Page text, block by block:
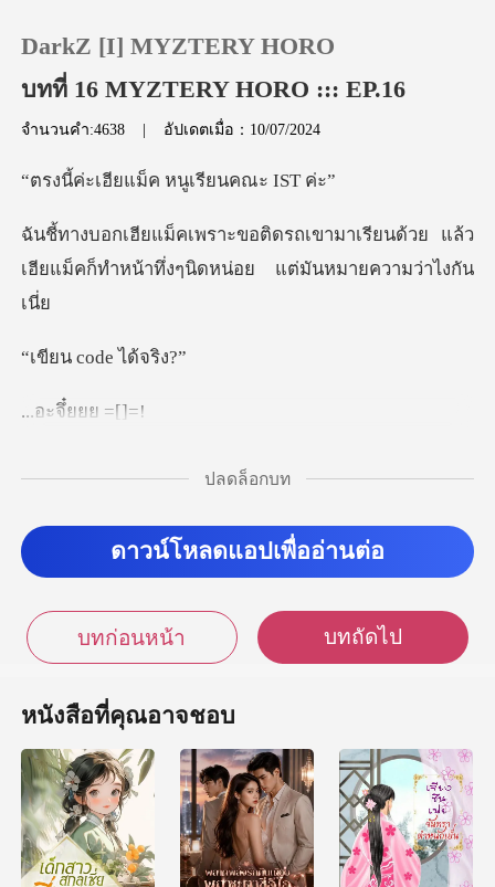
เติมเงิน
ออกจากระบบ
ดาวน์โหลดแอป
DarkZ [I] MYZTERY HORO
บทที่ 16 MYZTERY HORO ::: EP.16
จำนวนคำ:4638 | อัปเดตเมื่อ：10/07/2024
ยแม็ค หนูเรีย
าเรียนด้วย แล้ว
เฮียแม็คก็ทำหน้าทึ่งๆ
code ได
จึ๋ยย
ปลดล็อกบท
ดาวน์โหลดแอปเพื่ออ่านต่อ
บทก่อนหน้า บทถัดไป
หนังสือที่คุณอาจชอบ